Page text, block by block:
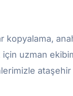
kopyalama,
için uzman
ataşehir